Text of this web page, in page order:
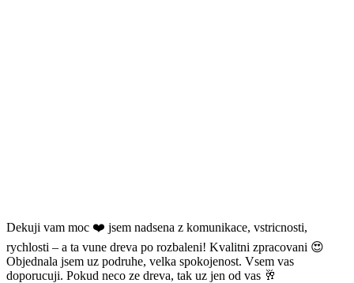
Dekuji vam moc ❤️ jsem nadsena z komunikace, vstricnosti,
rychlosti – a ta vune dreva po rozbaleni! Kvalitni zpracovani 😍
Objednala jsem uz podruhe, velka spokojenost. Vsem vas
doporucuji. Pokud neco ze dreva, tak uz jen od vas 🥂